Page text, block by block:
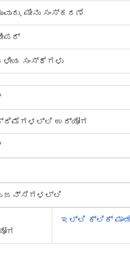
ಮೀನು ಸಂಸ್ಕರಣೆ
ಸಂಸ್ಥೆಗಳು
ಉದ್ಯೋಗ
ಇಲ್ಲಿ ಕ್ಲಿಕ್